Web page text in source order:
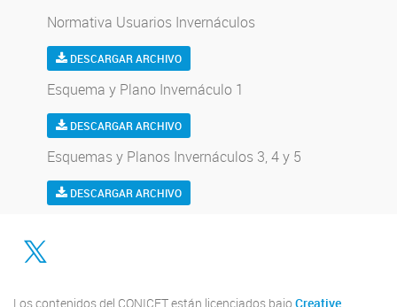
Normativa Usuarios Invernáculos
DESCARGAR ARCHIVO
Esquema y Plano Invernáculo 1
DESCARGAR ARCHIVO
Esquemas y Planos Invernáculos 3, 4 y 5
DESCARGAR ARCHIVO
Twitter
Los contenidos del CONICET están licenciados bajo Creative